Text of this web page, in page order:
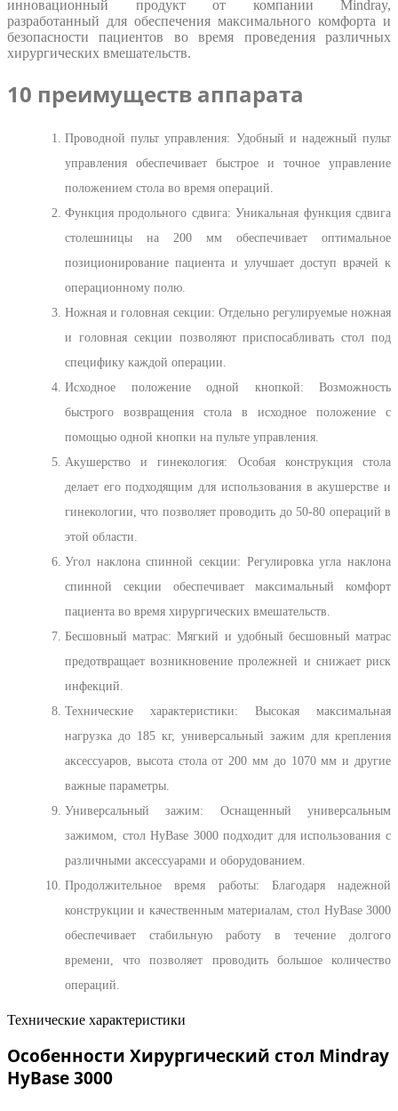
инновационный продукт от компании Mindray,
разработанный для обеспечения максимального комфорта и
безопасности пациентов во время проведения различных
хирургических вмешательств.
10 преимуществ аппарата
Проводной пульт управления: Удобный и надежный пульт
управления обеспечивает быстрое и точное управление
положением стола во время операций.
Функция продольного сдвига: Уникальная функция сдвига
столешницы на 200 мм обеспечивает оптимальное
позиционирование пациента и улучшает доступ врачей к
операционному полю.
Ножная и головная секции: Отдельно регулируемые ножная
и головная секции позволяют приспосабливать стол под
специфику каждой операции.
Исходное положение одной кнопкой: Возможность
быстрого возвращения стола в исходное положение с
помощью одной кнопки на пульте управления.
Акушерство и гинекология: Особая конструкция стола
делает его подходящим для использования в акушерстве и
гинекологии, что позволяет проводить до 50-80 операций в
этой области.
Угол наклона спинной секции: Регулировка угла наклона
спинной секции обеспечивает максимальный комфорт
пациента во время хирургических вмешательств.
Бесшовный матрас: Мягкий и удобный бесшовный матрас
предотвращает возникновение пролежней и снижает риск
инфекций.
Технические характеристики: Высокая максимальная
нагрузка до 185 кг, универсальный зажим для крепления
аксессуаров, высота стола от 200 мм до 1070 мм и другие
важные параметры.
Универсальный зажим: Оснащенный универсальным
зажимом, стол HyBase 3000 подходит для использования с
различными аксессуарами и оборудованием.
Продолжительное время работы: Благодаря надежной
конструкции и качественным материалам, стол HyBase 3000
обеспечивает стабильную работу в течение долгого
времени, что позволяет проводить большое количество
операций.
Технические характеристики
Особенности Хирургический стол Mindray
HyBase 3000